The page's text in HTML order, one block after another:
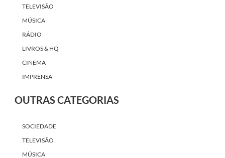
TELEVISÃO
MÚSICA
RÁDIO
LIVROS & HQ
CINEMA
IMPRENSA
OUTRAS CATEGORIAS
SOCIEDADE
TELEVISÃO
MÚSICA